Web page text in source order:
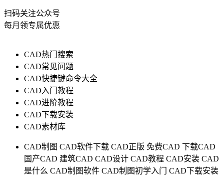
扫码关注公众号
每月领专属优惠
CAD热门搜索
CAD常见问题
CAD快捷键命令大全
CAD入门教程
CAD进阶教程
CAD下载安装
CAD素材库
CAD制图 CAD软件下载 CAD正版 免费CAD 下载CAD
国产CAD 建筑CAD CAD设计 CAD教程 CAD安装 CAD
是什么 CAD制图软件 CAD制图初学入门
CAD下载安装